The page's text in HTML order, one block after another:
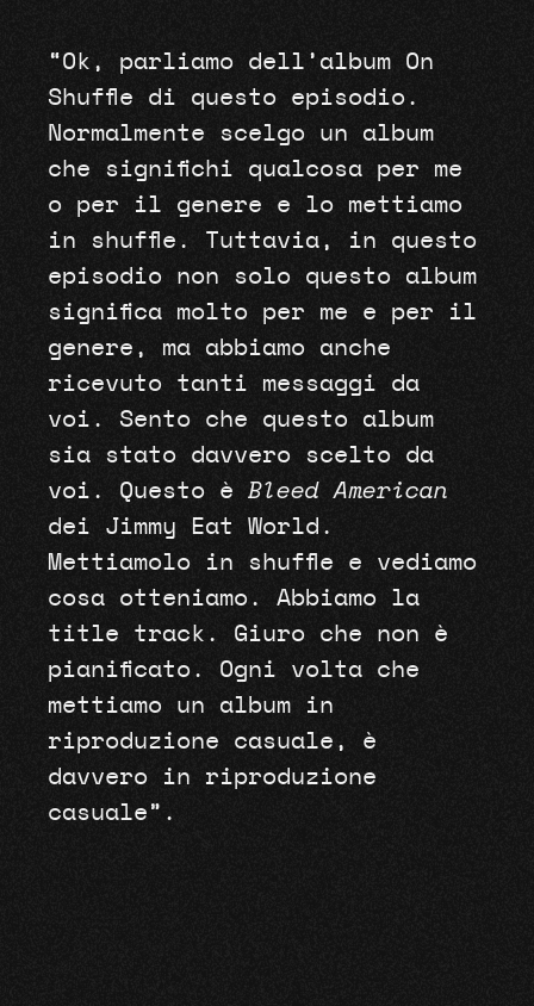
“Ok, parliamo dell’album On
Shuffle di questo episodio.
Normalmente scelgo un album
che significhi qualcosa per me
o per il genere e lo mettiamo
in shuffle. Tuttavia, in questo
episodio non solo questo album
significa molto per me e per il
genere, ma abbiamo anche
ricevuto tanti messaggi da
voi. Sento che questo album
sia stato davvero scelto da
voi. Questo è Bleed American
dei Jimmy Eat World.
Mettiamolo in shuffle e vediamo
cosa otteniamo. Abbiamo la
title track. Giuro che non è
pianificato. Ogni volta che
mettiamo un album in
riproduzione casuale, è
davvero in riproduzione
casuale”.